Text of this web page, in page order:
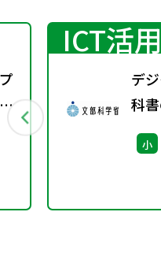
ICT活用
デ
科
針
4
小